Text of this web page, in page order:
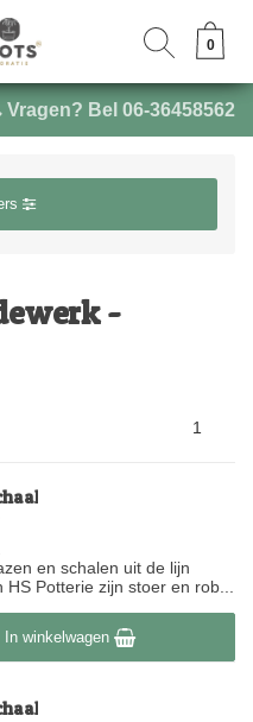
Vragen? Bel 06-36458562
0
0
-
1
en schalen uit de lijn
HS Potterie zijn stoer en rob...
In winkelwagen